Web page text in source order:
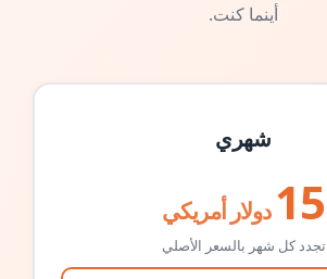
أينما كنت.
شهري
15 دولار أمريكي
تجدد كل شهر بالسعر الأصلي